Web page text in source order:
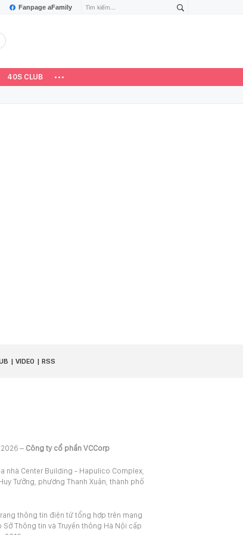
Fanpage aFamily
40S CLUB
VIDEO RSS
– Công ty cổ phần VCCorp
nhà Center Building - Hapulico Complex,
Tưởng, phường Thanh Xuân, thành phố
thông tin điện tử tổng hợp trên mạng
Sở Thông tin và Truyền thông Hà Nội cấp